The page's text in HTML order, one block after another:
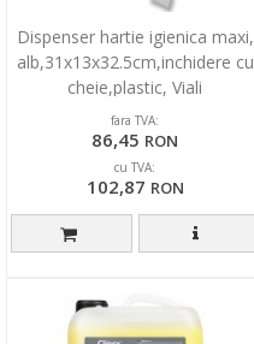
Dispenser hartie igienica maxi,
alb,31x13x32.5cm,inchidere cu
cheie,plastic, Viali
fara TVA:
86,45 RON
cu TVA:
102,87 RON